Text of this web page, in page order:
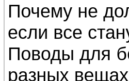
Почему не
если все
Поводы для
разных